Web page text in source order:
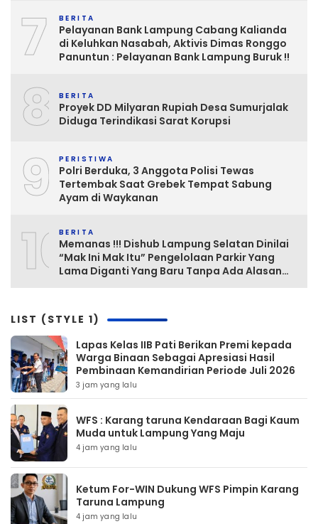
7 BERITA
Pelayanan Bank Lampung Cabang Kalianda
di Keluhkan Nasabah, Aktivis Dimas Ronggo
Panuntun : Pelayanan Bank Lampung Buruk !!
8 BERITA
Proyek DD Milyaran Rupiah Desa Sumurjalak
Diduga Terindikasi Sarat Korupsi
9 PERISTIWA
Polri Berduka, 3 Anggota Polisi Tewas
Tertembak Saat Grebek Tempat Sabung
Ayam di Waykanan
10BERITA
Memanas !!! Dishub Lampung Selatan Dinilai
“Mak Ini Mak Itu” Pengelolaan Parkir Yang
Lama Diganti Yang Baru Tanpa Ada Alasan
LIST (STYLE 1)
Lapas Kelas IIB Pati Berikan Premi kepada
Warga Binaan Sebagai Apresiasi Hasil
Pembinaan Kemandirian Periode Juli 2026
3 jam yang lalu
WFS : Karang taruna Kendaraan Bagi Kaum
Muda untuk Lampung Yang Maju
4 jam yang lalu
Ketum For-WIN Dukung WFS Pimpin Karang
Taruna Lampung
4 jam yang lalu